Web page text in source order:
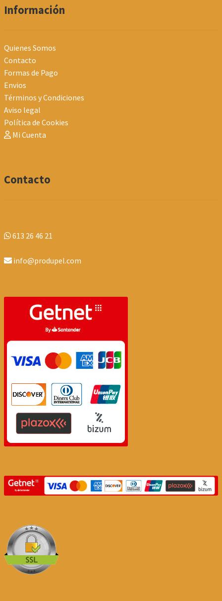
Información
Quienes Somos
Contacto
Formas de Pago
Envios
Términos y Condiciones
Aviso legal
Política de Cookies
Mi Cuenta
Contacto
613 26 46 21
info@produpel.com